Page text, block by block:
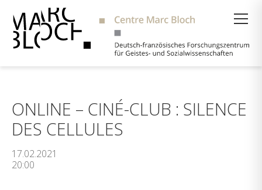
ONLINE – CINÉ-CLUB : SILENCE
DES CELLULES
17.02.2021
20:00